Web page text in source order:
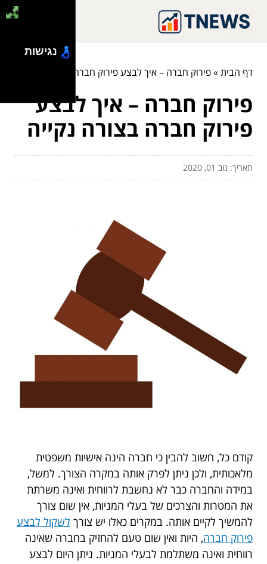
דף הבית»פירוק חברה – איך לבצע פירוק חברה בצורה נקייה
פירוק חברה – איך לבצע
פירוק חברה בצורה נקייה
תאריך: נוב 01, 2020
קודם כל, חשוב להבין כי חברה הינה אישיות משפטית
מלאכותית, ולכן ניתן לפרק אותה במקרה הצורך. למשל,
במידה והחברה כבר לא נחשבת לרווחית ואינה משרתת
את המטרות והצרכים של בעלי המניות, אין שום צורך
להמשיך לקיים אותה. במקרים כאלו יש צורך לשקול לבצע
פירוק חברה, היות ואין שום טעם להחזיק בחברה שאינה
רווחית ואינה משתלמת לבעלי המניות. ניתן היום לבצע
נגישות